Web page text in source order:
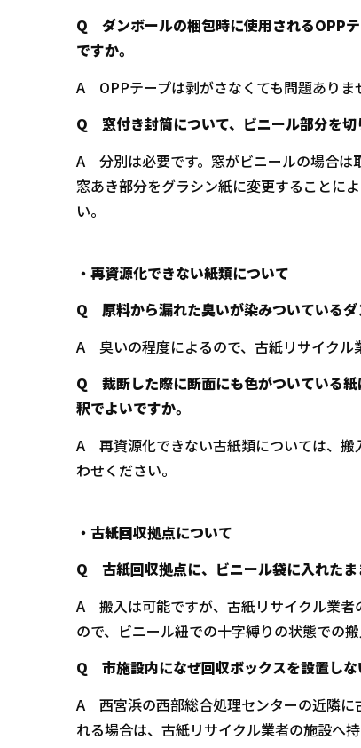
Q ダンボールの梱包時に使用されるOPP
ですか。
A OPPテープは剥がさなくても問題ありま
Q 窓付き封筒について、ビニール部分を切
A 分別は必要です。窓がビニールの場合は
窓あき部分をグラシン紙に変更することに
い。
・再資源化できない紙類について
Q 原料から漏れた臭いが染みついているダ
A 臭いの程度によるので、古紙リサイクル
Q 裁断した際に断面にも色がついている紙
釈でよいですか。
A 再資源化できない古紙類については、搬
わせください。
・古紙回収拠点について
Q 古紙回収拠点に、ビニール袋に入れたま
A 搬入は可能ですが、古紙リサイクル業者
ので、ビニール紐での十字縛りの状態での
Q 市施設内になぜ回収ボックスを設置しな
A 西宮浜の西部総合処理センターの近隣に
れる場合は、古紙リサイクル業者の施設へ持